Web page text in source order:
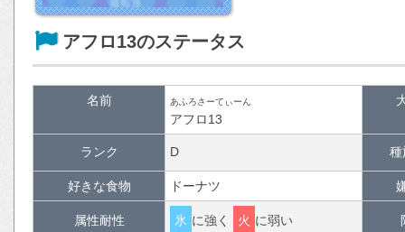
アフロ13のステータス
名前 あふろさーてぃーん
アフロ13
ランク D 種
好きな食物 ドーナツ
属性耐性 氷 に強く 火 に弱い